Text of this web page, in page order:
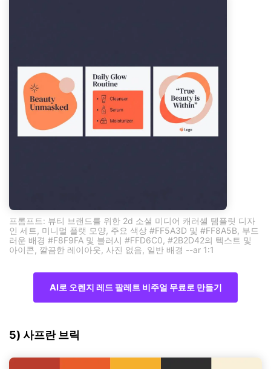
프롬프트: 뷰티 브랜드를 위한 2d 소셜 미디어 캐러셀 템플릿 디자
인 세트, 미니멀 플랫 모양, 주요 색상 #FF5A3D 및 #FF8A5B, 부드
러운 배경 #F8F9FA 및 블러시 #FFD6C0, #2B2D42의 텍스트 및
아이콘, 깔끔한 레이아웃, 사진 없음, 일반 배경 --ar 1:1
AI로 오렌지 레드 팔레트 비주얼 무료로 만들기
5) 사프란 브릭